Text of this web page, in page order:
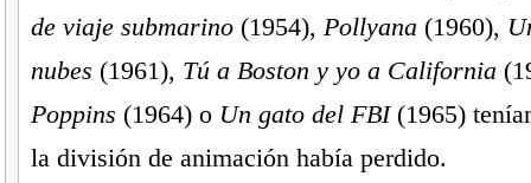
de viaje submarino(1954), Pollyana (1960),
nubes (1961), Tú a Boston y yo a California
Poppins (1964) o Un gato del FBI(1965)
la división de animación había perdido.